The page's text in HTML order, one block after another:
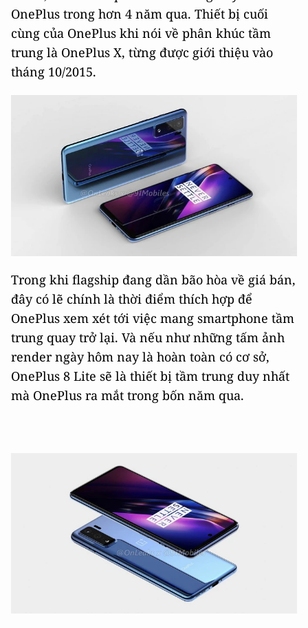
OnePlus trong hơn 4 năm qua. Thiết bị cuối
cùng của OnePlus khi nói về phân khúc tầm
trung là OnePlus X, từng được giới thiệu vào
tháng 10/2015.
Trong khi flagship đang dần bão hòa về giá bán,
đây có lẽ chính là thời điểm thích hợp để
OnePlus xem xét tới việc mang smartphone tầm
trung quay trở lại. Và nếu như những tấm ảnh
render ngày hôm nay là hoàn toàn có cơ sở,
OnePlus 8 Lite sẽ là thiết bị tầm trung duy nhất
mà OnePlus ra mắt trong bốn năm qua.